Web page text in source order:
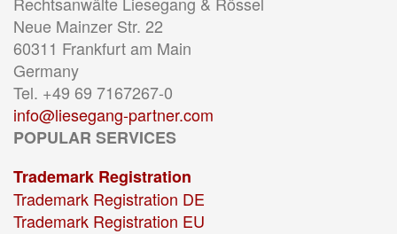
Neue Mainzer Str. 22
60311 Frankfurt am Main
Germany
Tel. +49 69 7167267-0
info@liesegang-partner.com
POPULAR SERVICES
Trademark Registration
Trademark Registration DE
Trademark Registration EU